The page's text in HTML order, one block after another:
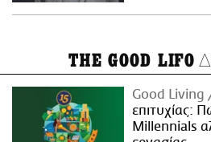
THE GOOD LIFO
Good Living
επιτυχίας:
Millennials